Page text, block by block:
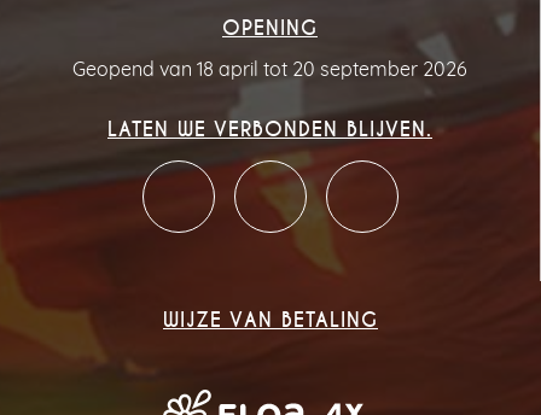
OPENING
Geopend van 18 april tot 20 september 2026
LATEN WE VERBONDEN BLIJVEN.
WIJZE VAN BETALING